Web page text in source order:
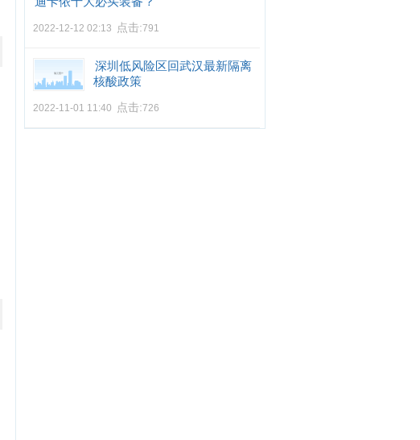
2022-12-12 02:13 点击:791
深圳低风险区回武汉最新隔离
核酸政策
2022-11-01 11:40 点击:726